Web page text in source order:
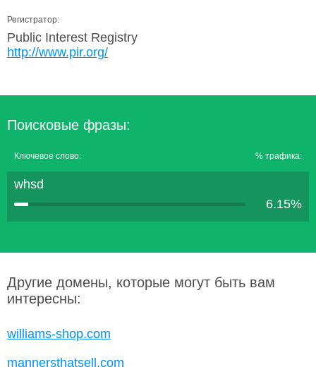
Регистратор:
Public Interest Registry
http://www.pir.org/
Поисковые фразы:
Ключевое слово: % трафика:
whsd
6.15%
Другие домены, которые могут быть вам
интересны:
williams-shop.com
mannersthatsell.com